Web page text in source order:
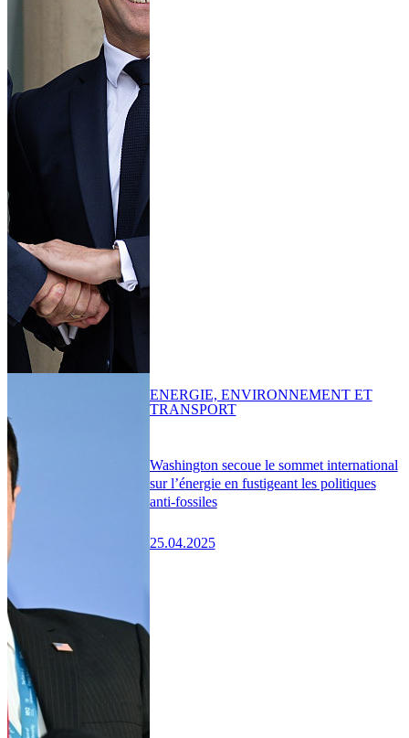
Washington secoue le sommet international
sur l’énergie en fustigeant les politiques
anti-fossiles
25.04.2025
ENERGIE, ENVIRONNEMENT ET
TRANSPORT